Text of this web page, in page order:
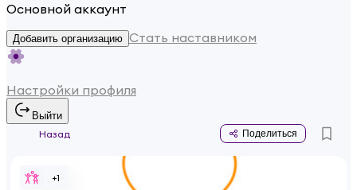
Основной аккаунт
Добавить организацию Стать наставником
Настройки профиля
Выйти
Назад
Поделиться
+1